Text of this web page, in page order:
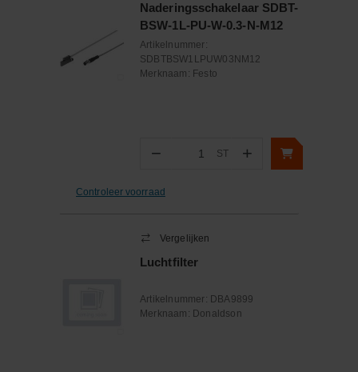
Naderingsschakelaar SDBT-
BSW-1L-PU-W-0.3-N-M12
Artikelnummer:
SDBTBSW1LPUW03NM12
Merknaam: Festo
− Aantal
ST +
Controleer voorraad
Vergelijken
Luchtfilter
Artikelnummer: DBA9899
Merknaam: Donaldson